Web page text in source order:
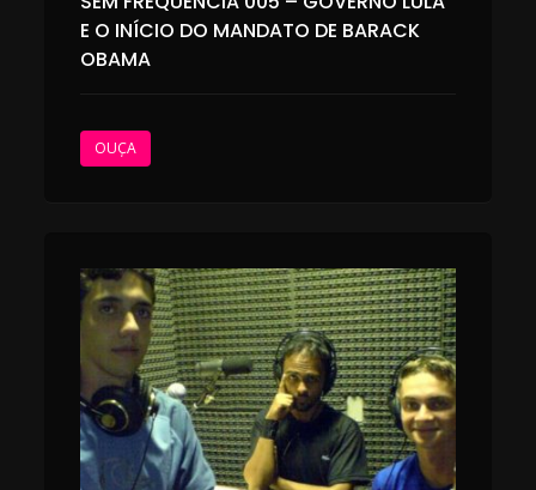
E O INÍCIO DO MANDATO DE BARACK
OBAMA
OUÇA